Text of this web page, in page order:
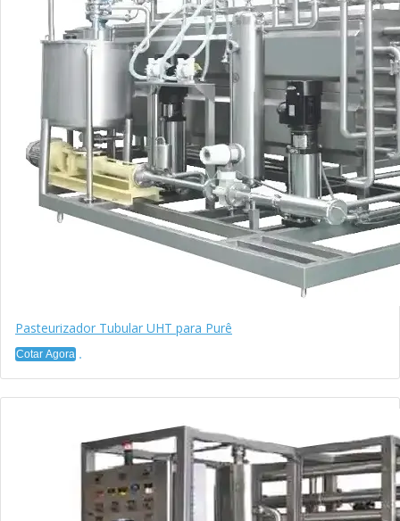
Pasteurizador Tubular UHT para Purê
Cotar Agora